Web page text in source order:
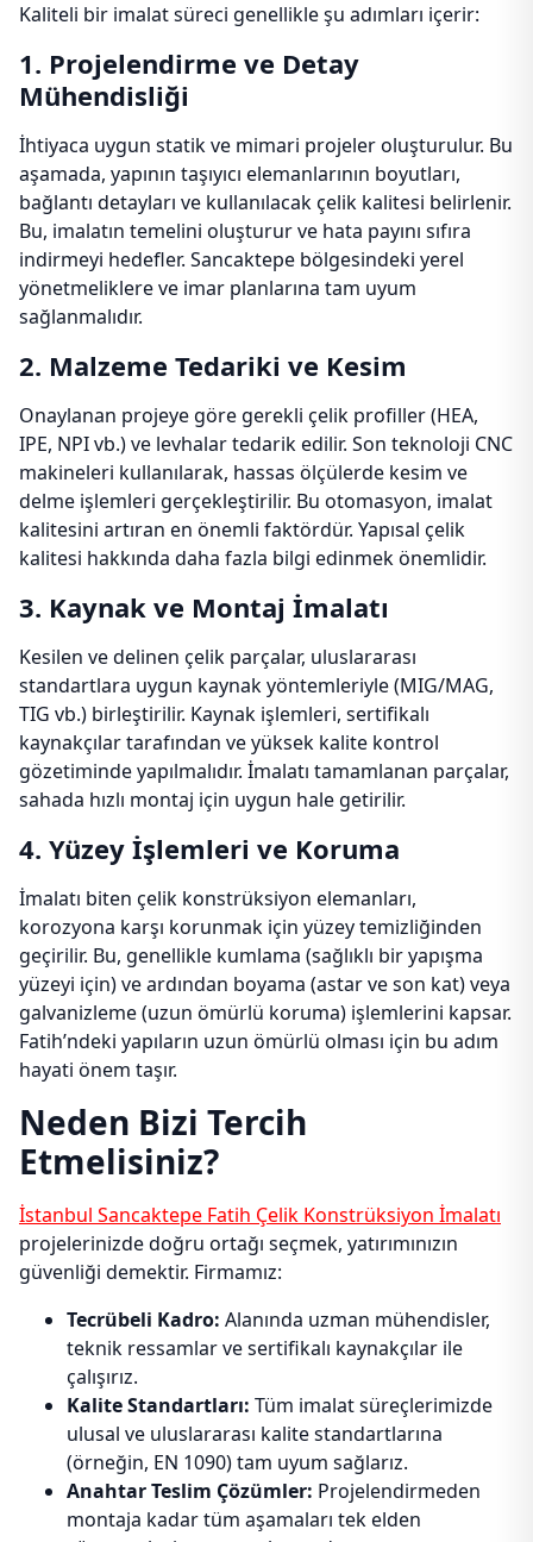
Kaliteli bir imalat süreci genellikle şu adımları içerir:
1. Projelendirme ve Detay
Mühendisliği
İhtiyaca uygun statik ve mimari projeler oluşturulur. Bu
aşamada, yapının taşıyıcı elemanlarının boyutları,
bağlantı detayları ve kullanılacak çelik kalitesi belirlenir.
Bu, imalatın temelini oluşturur ve hata payını sıfıra
indirmeyi hedefler. Sancaktepe bölgesindeki yerel
yönetmeliklere ve imar planlarına tam uyum
sağlanmalıdır.
2. Malzeme Tedariki ve Kesim
Onaylanan projeye göre gerekli çelik profiller (HEA,
IPE, NPI vb.) ve levhalar tedarik edilir. Son teknoloji CNC
makineleri kullanılarak, hassas ölçülerde kesim ve
delme işlemleri gerçekleştirilir. Bu otomasyon, imalat
kalitesini artıran en önemli faktördür. Yapısal çelik
kalitesi hakkında daha fazla bilgi edinmek önemlidir.
3. Kaynak ve Montaj İmalatı
Kesilen ve delinen çelik parçalar, uluslararası
standartlara uygun kaynak yöntemleriyle (MIG/MAG,
TIG vb.) birleştirilir. Kaynak işlemleri, sertifikalı
kaynakçılar tarafından ve yüksek kalite kontrol
gözetiminde yapılmalıdır. İmalatı tamamlanan parçalar,
sahada hızlı montaj için uygun hale getirilir.
4. Yüzey İşlemleri ve Koruma
İmalatı biten çelik konstrüksiyon elemanları,
korozyona karşı korunmak için yüzey temizliğinden
geçirilir. Bu, genellikle kumlama (sağlıklı bir yapışma
yüzeyi için) ve ardından boyama (astar ve son kat) veya
galvanizleme (uzun ömürlü koruma) işlemlerini kapsar.
Fatih’ndeki yapıların uzun ömürlü olması için bu adım
hayati önem taşır.
Neden Bizi Tercih
Etmelisiniz?
İstanbul Sancaktepe Fatih Çelik Konstrüksiyon İmalatı
projelerinizde doğru ortağı seçmek, yatırımınızın
güvenliği demektir. Firmamız:
Tecrübeli Kadro: Alanında uzman mühendisler,
teknik ressamlar ve sertifikalı kaynakçılar ile
çalışırız.
Kalite Standartları: Tüm imalat süreçlerimizde
ulusal ve uluslararası kalite standartlarına
(örneğin, EN 1090) tam uyum sağlarız.
Anahtar Teslim Çözümler: Projelendirmeden
montaja kadar tüm aşamaları tek elden